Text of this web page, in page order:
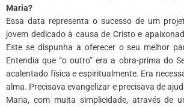
Maria?
Essa data representa o sucesso de um
jovem dedicado à causa de Cristo e
Este se dispunha a oferecer o seu melhor
Entendia que “o outro” era a obra-prima do
acalentado física e espiritualmente. Era
alma. Precisava evangelizar e precisava de
Maria, com muita simplicidade, através de